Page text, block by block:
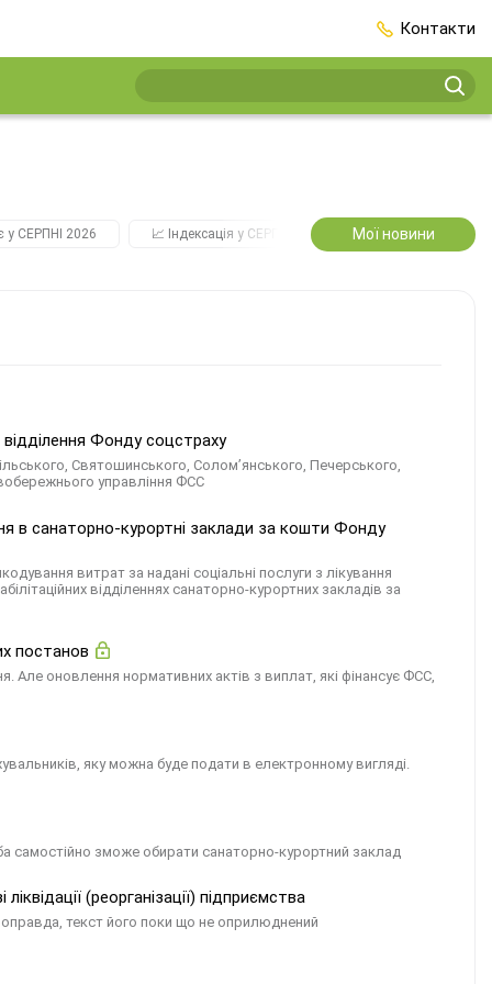
Контакти
СЕРПНІ 2026 📈 Індексація у СЕРПНІ 2️⃣0️⃣2️⃣7️⃣ Усі ключові
Мої новини
Фонду соцстраху
Святошинського, Солом’янського, Печерського,
управління ФСС
в санаторно-курортні заклади за кошти Фонду
витрат за надані соціальні послуги з лікування
відділеннях санаторно-курортних закладів за
постанов
оновлення нормативних актів з виплат, які фінансує ФСС,
яку можна буде подати в електронному вигляді.
самостійно зможе обирати санаторно-курортний заклад
(реорганізації) підприємства
текст його поки що не оприлюднений